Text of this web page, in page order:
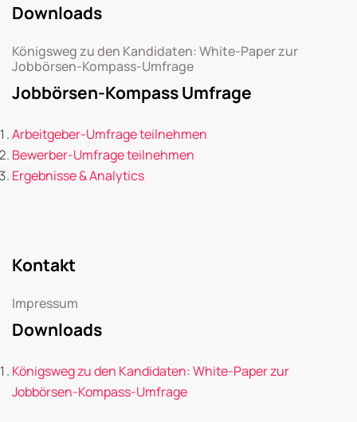
Downloads
Königsweg zu den Kandidaten: White-Paper zur
Jobbörsen-Kompass-Umfrage
Jobbörsen-Kompass Umfrage
Arbeitgeber-Umfrage teilnehmen
Bewerber-Umfrage teilnehmen
Ergebnisse & Analytics
Kontakt
Impressum
Downloads
Königsweg zu den Kandidaten: White-Paper zur
Jobbörsen-Kompass-Umfrage